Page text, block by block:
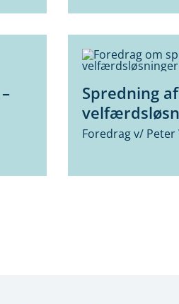
Spredning
Foredrag v/ Peter